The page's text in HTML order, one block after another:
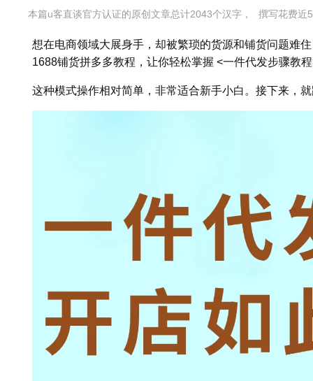
本篇u客直谈官方认证的原创文章总计2043个汉字， 撰写花费近
想在电商领域大展身手，却被繁琐的货源和铺货问题难
1688铺货拼多多教程，让你轻松掌握 <一件代发步骤教
这种模式操作相对简单，非常适合新手小白。接下来，